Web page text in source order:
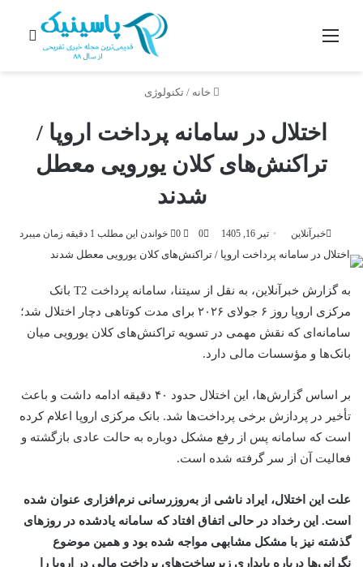
منو
خانه / تکنولوژی
اختلال در سامانه پرداخت اروپا /
تراکنش‌های کلان یورویی معطل
شدند
خبرآنلاین تیر 16, 1405 0 خواندن این مطلب 1 دقیقه زمان میبرد
به گزارش خبرآنلاین، به نقل از سیتنا، سامانه پرداخت T2 بانک
مرکزی اروپا روز ۶ جولای ۲۰۲۶ برای مدت کوتاهی دچار اختلال شد؛
سامانه‌ای که نقش مهمی در تسویه تراکنش‌های کلان یورویی میان
بانک‌ها و مؤسسات مالی دارد.
بر اساس گزارش‌ها، این اختلال حدود ۴۰ دقیقه ادامه داشت و باعث
تأخیر در پردازش برخی پرداخت‌ها شد. بانک مرکزی اروپا اعلام کرده
است که سامانه پس از رفع مشکل دوباره به حالت عادی بازگشته و
فعالیت آن از سر گرفته شده است.
علت این اختلال، ایراد ناشی از به‌روزرسانی نرم‌افزاری عنوان شده
است. این رخداد در حالی اتفاق افتاد که سامانه یادشده در روزهای
گذشته نیز با مشکل مشابهی مواجه شده بود و همین موضوع
نگرانی‌ها درباره پایداری زیرساخت‌های پرداخت مالی در اروپا را